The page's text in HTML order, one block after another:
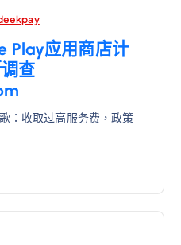
Play应用商店计
查
：收取过高服务费，政策